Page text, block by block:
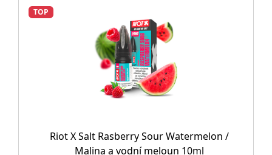
TOP
Riot X Salt Rasberry Sour Watermelon /
Malina a vodní meloun 10ml